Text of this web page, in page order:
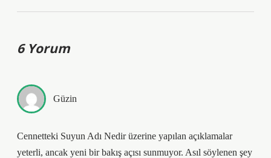
6 Yorum
Güzin
Cennetteki Suyun Adı Nedir üzerine yapılan açıklamalar
yeterli, ancak yeni bir bakış açısı sunmuyor. Asıl söylenen şey